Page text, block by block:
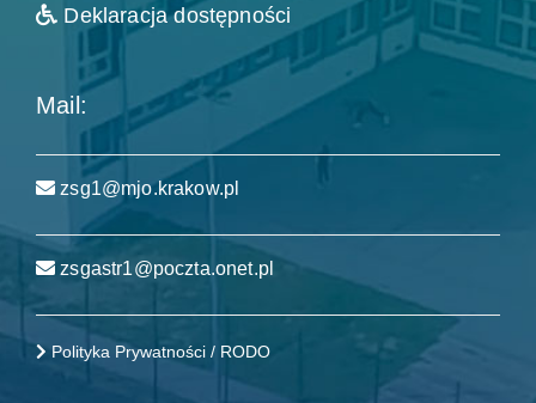
Deklaracja dostępności
Mail:
zsg1@mjo.krakow.pl
zsgastr1@poczta.onet.pl
Polityka Prywatności / RODO